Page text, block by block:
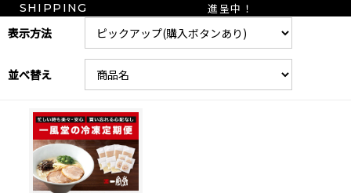
SHIPPING
進呈中！
表示方法
並べ替え